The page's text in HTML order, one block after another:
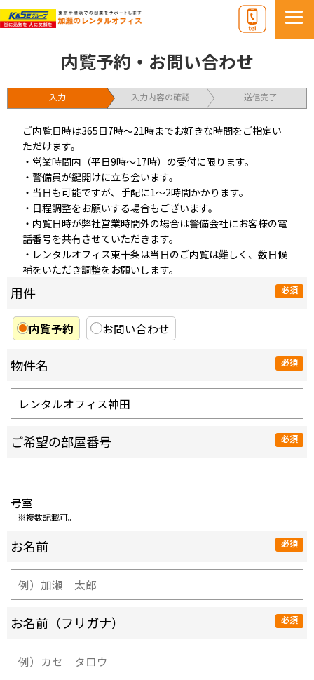
内覧予約・お問い合わせ
入力 入力内容の確認 送信完了
ご内覧日時は365日7時～21時までお好きな時間をご指定い
ただけます。
・営業時間内（平日9時～17時）の受付に限ります。
・警備員が鍵開けに立ち会います。
・当日も可能ですが、手配に1～2時間かかります。
・日程調整をお願いする場合もございます。
・内覧日時が弊社営業時間外の場合は警備会社にお客様の電
話番号を共有させていただきます。
・レンタルオフィス東十条は当日のご内覧は難しく、数日候
補をいただき調整をお願いします。
用件
内覧予約 お問い合わせ
物件名
ご希望の部屋番号
号室
※複数記載可。
お名前
お名前（フリガナ）